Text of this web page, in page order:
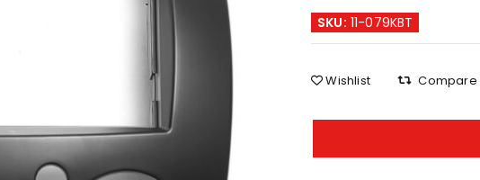
SKU: 11-079KBT
Wishlist Compare